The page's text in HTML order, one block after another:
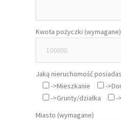
Kwota pożyczki (wymagane)
Jaką nieruchomość
->Mieszkanie
-
->Grunty/działka
-
Miasto (wymagane)